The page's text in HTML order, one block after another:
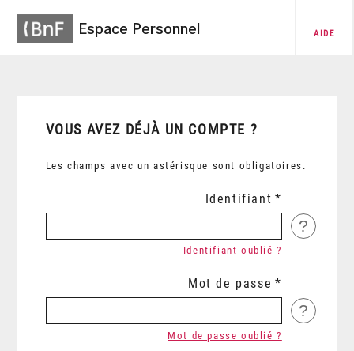
Espace Personnel AIDE
VOUS AVEZ DÉJÀ UN COMPTE ?
Les champs avec un astérisque sont obligatoires.
Identifiant
?
Identifiant oublié ?
Mot de passe
?
Mot de passe oublié ?